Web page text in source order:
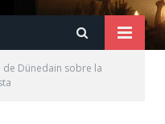
de Dünedain sobre la